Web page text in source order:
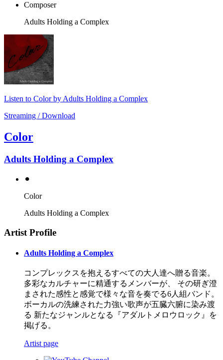
Composer
Adults Holding a Complex
Listen to Color by Adults Holding a Complex
Streaming / Download
Color
Adults Holding a Complex
⚫︎
Color
Adults Holding a Complex
Artist Profile
Adults Holding a Complex
コンプレックスを抱えるすべての大人達へ贈る音楽。 ​ ​
多彩なカルチャーに精通するメンバーが、 その研ぎ澄
まされた感性と感覚で様々な音を奏でる6人組バンド。
ボーカルの洗練された力強い歌声が五臓六腑に染み渡
る 新たなジャンルとなる『アダルトメロウロック』を
掲げる。
Artist page